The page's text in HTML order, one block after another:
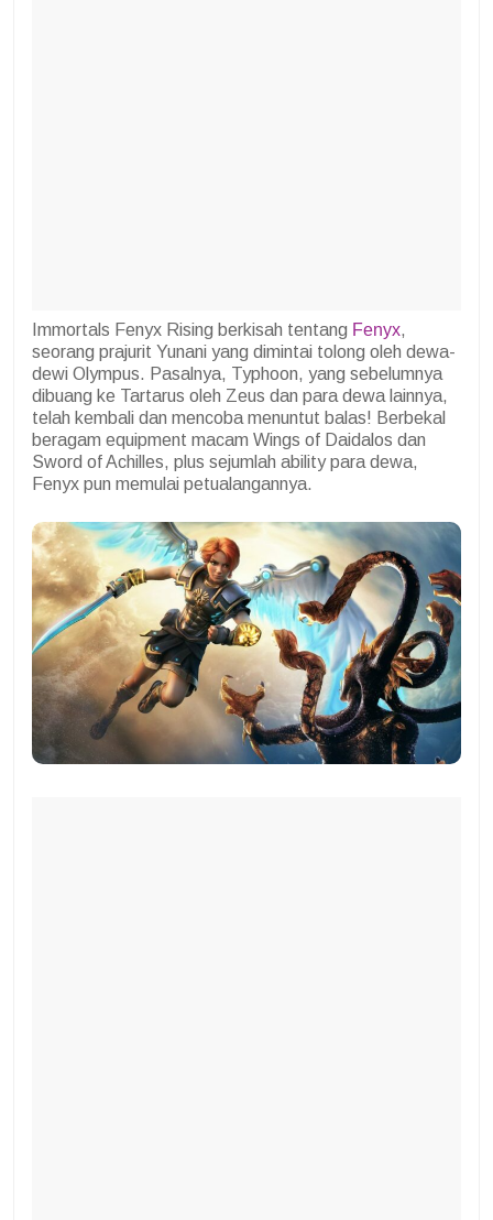
Immortals Fenyx Rising berkisah tentang Fenyx,
seorang prajurit Yunani yang dimintai tolong oleh dewa-
dewi Olympus. Pasalnya, Typhoon, yang sebelumnya
dibuang ke Tartarus oleh Zeus dan para dewa lainnya,
telah kembali dan mencoba menuntut balas! Berbekal
beragam equipment macam Wings of Daidalos dan
Sword of Achilles, plus sejumlah ability para dewa,
Fenyx pun memulai petualangannya.